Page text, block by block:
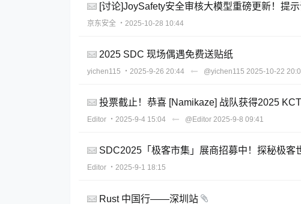
[讨论]JoySafety安全审核大模型重磅更新！提
京东安全 ・2025-10-28 10:44
2025 SDC 现场偶遇免费送贴纸
yichen115 ・2025-9-26 20:44 @yichen115 2025-10-22
投票截止！恭喜 [Namikaze] 战队获得2025
Editor ・2025-9-4 15:04 @Editor 2025-9-8 09:41
SDC2025「极客市集」展商招募中！探秘极客
Editor ・2025-9-1 18:15
Rust 中国行——深圳站